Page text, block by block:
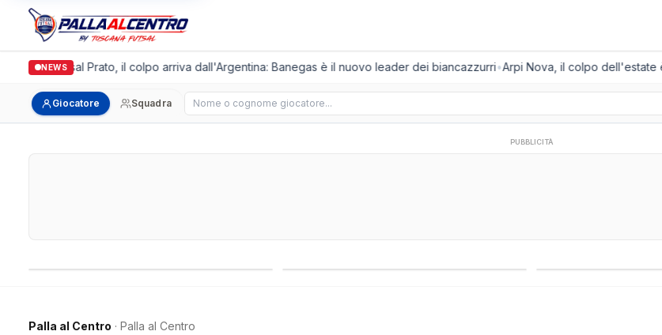
NEWS
Futsal Prato, il colpo arriva dall'Argentina: Banegas è il nuovo leader dei biancazzurri•Arpi Nova, il colpo dell'estate è
Giocatore Squadra Cerca giocatore
PUBBLICITÀ
Palla al Centro · Palla al Centro